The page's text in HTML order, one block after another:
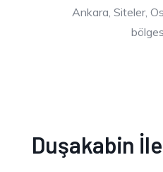
Ankara, Siteler,
Duşakabin